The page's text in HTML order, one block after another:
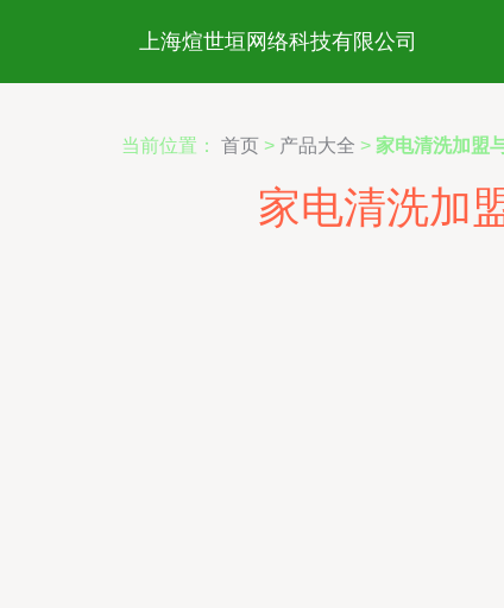
上海煊世垣网络科技有限公司
当前位置： 首页 > 产品大全 > 家电清洗加盟
家电清洗加